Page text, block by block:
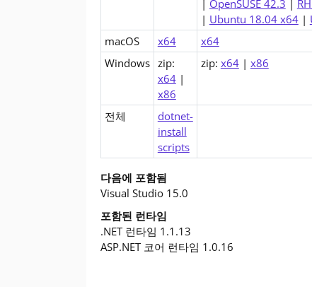
| OpenSUSE 42.3 |
| Ubuntu 18.04 x64|
macOS
x64
x64
Windows zip:
x64|
x86
zip: x64| x86
전체
dotnet-
install
scripts
다음에 포함됨
Visual Studio 15.0
포함된 런타임
.NET 런타임 1.1.13
ASP.NET 코어 런타임 1.0.16